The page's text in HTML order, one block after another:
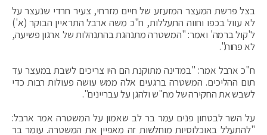
בצל פרשת המעצר המזעזע של חיים מזרחי, צעיר חרדי שנעצר על
לא עוול בכפו וחווה התעללות, ח"כ משה ארבל התראיין הבוקר (א')
ל'קול ברמה' ואמר: "המשטרה מתנהגת בהתנהלות של ארגון פשיעה,
לא פחות".
ח"כ ארבל אמר: "במדינה מתוקנת הם היו צריכים לשבת במעצר עד
תום ההליכים. המשטרה ברגעים אלה ממש עושה פעולות רבות כדי
לשבש את החקירה של מח"ש ולהגן על עבריינים".
על השר לבטחון פנים עמר בר לב שאמון על המשטרה אמר ארבל:
"להתעלל באוכלוסיות מוחלשות זה מאפיין את המשטרה. עומר בר